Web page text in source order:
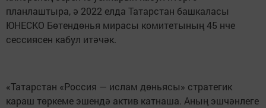
планлаштыра, ә 2022 елда Татарстан башкаласы
ЮНЕСКО Бөтендөнья мирасы комитетының 45 нче
сессиясен кабул итәчәк.
«Татарстан «Россия — ислам дөньясы» стратегик
караш төркеме эшендә актив катнаша. Аның эшчәнлеге